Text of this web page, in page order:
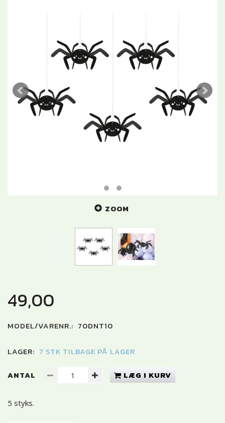
ZOOM
49,00
MODEL/VARENR.: 70DNT10
LAGER: 7 STK TILBAGE PÅ LAGER
ANTAL LÆG I KURV
5 styks.